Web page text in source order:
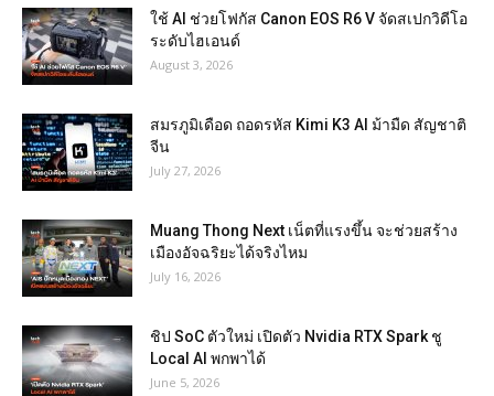
ใช้ AI ช่วยโฟกัส Canon EOS R6 V จัดสเปกวิดีโอ
ระดับไฮเอนด์
August 3, 2026
สมรภูมิเดือด ถอดรหัส Kimi K3 AI ม้ามืด สัญชาติ
จีน
July 27, 2026
Muang Thong Next เน็ตที่แรงขึ้น จะช่วยสร้าง
เมืองอัจฉริยะได้จริงไหม
July 16, 2026
ชิป SoC ตัวใหม่ เปิดตัว Nvidia RTX Spark ชู
Local AI พกพาได้
June 5, 2026